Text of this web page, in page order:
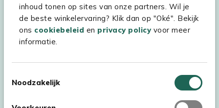
inhoud tonen op sites van onze partners. Wil je
de beste winkelervaring? Klik dan op "Oké". Bekijk
ons cookiebeleid en privacy policyvoor meer
informatie.
Noodzakelijk
Assortiment
Kees Smit Tuinmeubelen
Experience Stores XXL